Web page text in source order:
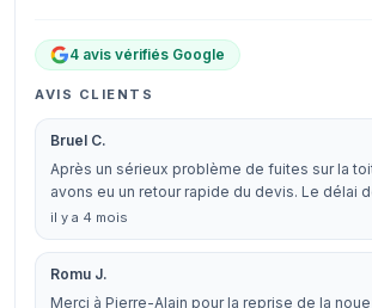
4 avis vérifiés Google
AVIS CLIENTS
Bruel C.
Après un sérieux problème de fuites sur la
avons eu un retour rapide du devis. Le délai
il y a 4 mois
Romu J.
Merci à Pierre-Alain pour la reprise de la